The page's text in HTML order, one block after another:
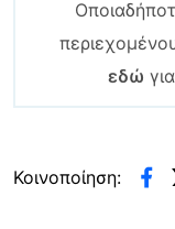
εδώ
Κοινοποίηση: